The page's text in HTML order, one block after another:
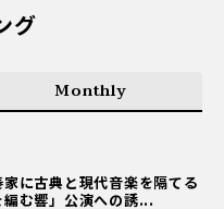
グ
Monthly
に古典と現代音楽を隔てる
む響」公演への誘...